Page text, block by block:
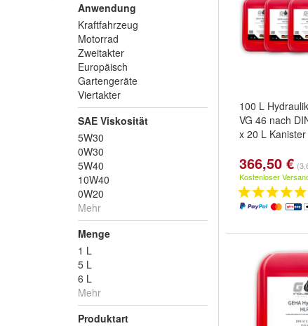
Anwendung
Kraftfahrzeug
Motorrad
Zweitakter
Europäisch
Gartengeräte
Viertakter
SAE Viskosität
5W30
0W30
5W40
10W40
0W20
Mehr
Menge
1 L
5 L
6 L
Mehr
Produktart
100 L
VG 46 nach
x 20 L Kanister
366,50 €
Kostenloser